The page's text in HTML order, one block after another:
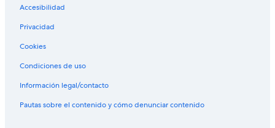
Accesibilidad
Privacidad
Cookies
Condiciones de uso
Información legal/contacto
Pautas sobre el contenido y cómo denunciar contenido